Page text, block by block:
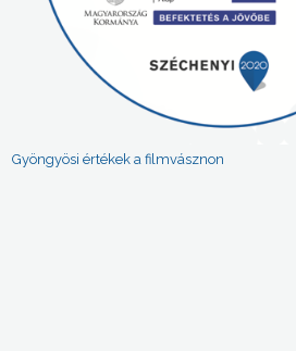
Gyöngyösi értékek a filmvásznon